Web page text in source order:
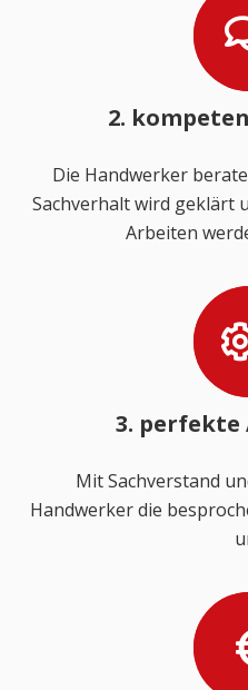
2.
Die Handwerker
Sachverhalt wird geklärt
Arbeiten
3. perfekte
Mit Sachverstand
Handwerker die